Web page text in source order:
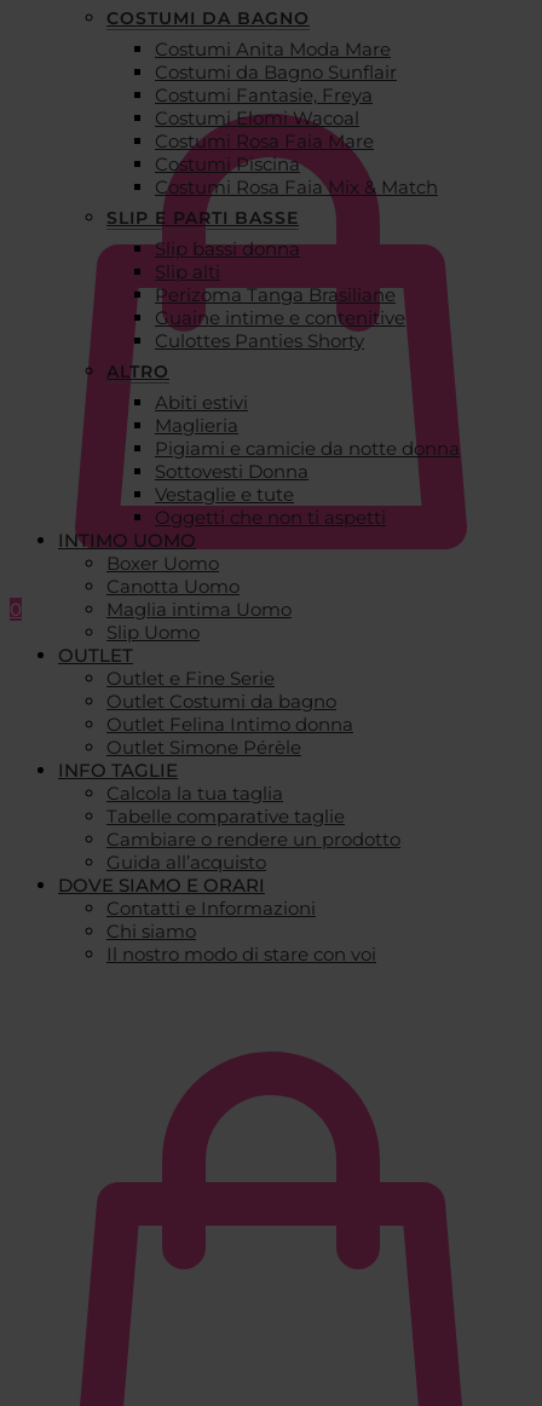
0
COSTUMI DA BAGNO
Costumi Anita Moda Mare
Costumi da Bagno Sunflair
Costumi Fantasie, Freya
Costumi Elomi Wacoal
Costumi Rosa Faia Mare
Costumi Piscina
Costumi Rosa Faia Mix & Match
SLIP E PARTI BASSE
Slip bassi donna
Slip alti
Perizoma Tanga Brasiliane
Guaine intime e contenitive
Culottes Panties Shorty
ALTRO
Abiti estivi
Maglieria
Pigiami e camicie da notte donna
Sottovesti Donna
Vestaglie e tute
Oggetti che non ti aspetti
INTIMO UOMO
Boxer Uomo
Canotta Uomo
Maglia intima Uomo
Slip Uomo
OUTLET
Outlet e Fine Serie
Outlet Costumi da bagno
Outlet Felina Intimo donna
Outlet Simone Pérèle
INFO TAGLIE
Calcola la tua taglia
Tabelle comparative taglie
Cambiare o rendere un prodotto
Guida all’acquisto
DOVE SIAMO E ORARI
Contatti e Informazioni
Chi siamo
Il nostro modo di stare con voi